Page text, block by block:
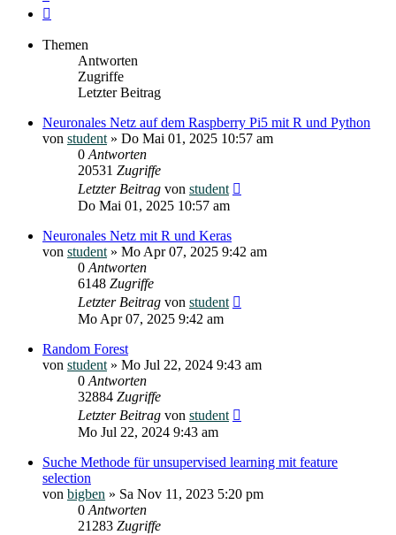
Themen
Antworten
Zugriffe
Letzter Beitrag
Neuronales Netz auf dem Raspberry Pi5 mit R und Python
von student » Do Mai 01, 2025 10:57 am
0 Antworten
20531 Zugriffe
Letzter Beitrag von student
Do Mai 01, 2025 10:57 am
Neuronales Netz mit R und Keras
von student » Mo Apr 07, 2025 9:42 am
0 Antworten
6148 Zugriffe
Letzter Beitrag von student
Mo Apr 07, 2025 9:42 am
Random Forest
von student » Mo Jul 22, 2024 9:43 am
0 Antworten
32884 Zugriffe
Letzter Beitrag von student
Mo Jul 22, 2024 9:43 am
Suche Methode für unsupervised learning mit feature
selection
von bigben » Sa Nov 11, 2023 5:20 pm
0 Antworten
21283 Zugriffe